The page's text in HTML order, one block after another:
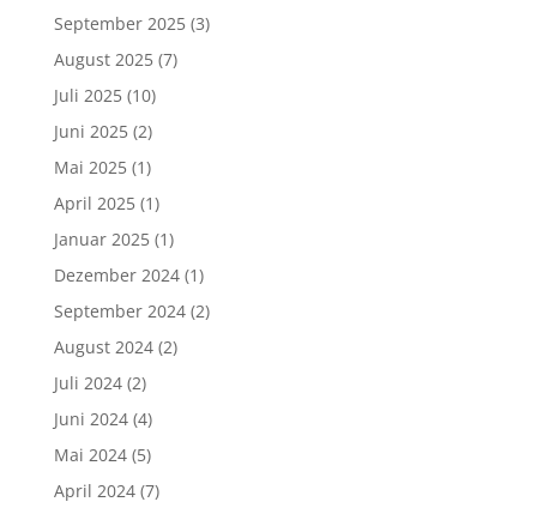
September 2025(3)
August 2025(7)
Juli 2025(10)
Juni 2025(2)
Mai 2025(1)
April 2025(1)
Januar 2025(1)
Dezember 2024(1)
September 2024(2)
August 2024(2)
Juli 2024(2)
Juni 2024(4)
Mai 2024(5)
April 2024(7)